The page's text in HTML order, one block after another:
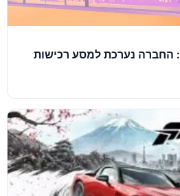
רווחי ענק ל-Take-Two: החברה נערכת למסע רכישות